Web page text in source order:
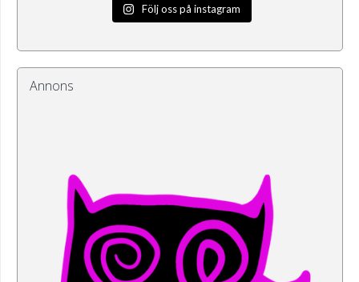
Följ oss på instagram
Annons